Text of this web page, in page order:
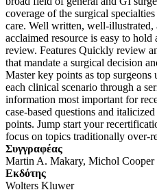
coverage of the surgical
care. Well written, well-illustrated,
acclaimed resource is easy to
review. Features Quickly review
that mandate a surgical decision
Master key points as top
each clinical scenario through a
information most important for
case-based questions and
points. Jump start your
focus on topics traditionally over-
Συγγραφέας
Martin A. Makary, Michol Cooper
Eκδότης
Wolters Kluwer